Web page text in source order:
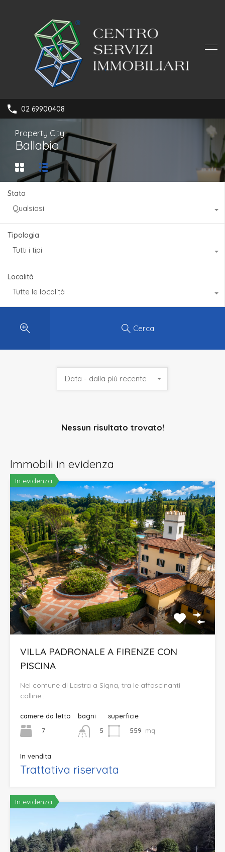
02 69900408
Property City
Ballabio
Stato
Qualsiasi
Tipologia
Tutti i tipi
Località
Tutte le località
Cerca
Data - dalla più recente
Nessun risultato trovato!
Immobili in evidenza
In evidenza
VILLA PADRONALE A FIRENZE CON
PISCINA
Nel comune di Lastra a Signa, tra le affascinanti
colline…
camere da letto
7
bagni
5
superficie
559 mq
In vendita
Trattativa riservata
In evidenza